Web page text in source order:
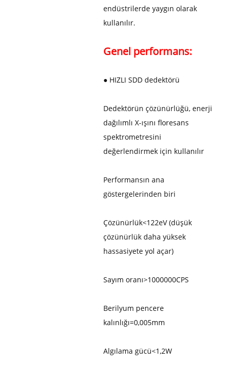
endüstrilerde yaygın olarak
kullanılır.
Genel performans:
● HIZLI SDD dedektörü
Dedektörün çözünürlüğü, enerji
dağılımlı X-ışını floresans
spektrometresini
değerlendirmek için kullanılır
Performansın ana
göstergelerinden biri
Çözünürlük<122eV (düşük
çözünürlük daha yüksek
hassasiyete yol açar)
Sayım oranı>1000000CPS
Berilyum pencere
kalınlığı=0,005mm
Algılama gücü<1,2W